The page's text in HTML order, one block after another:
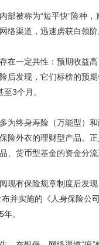
被称为“短平快”险种，
络渠道，迅速虏获白领阶
一定共性：预期收益高
后发现，它们标榜的预
3个月。
终身寿险（万能型）和
外衣的理财型产品。
、货币型基金的资金分流
有保险规章制度后发现
并实施的《人身保险公
。